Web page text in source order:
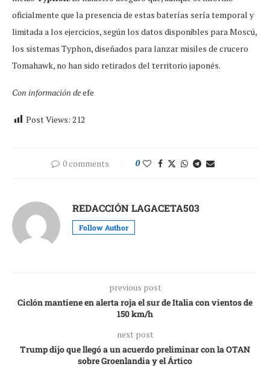
oficialmente que la presencia de estas baterías sería temporal y
limitada a los ejercicios, según los datos disponibles para Moscú,
los sistemas Typhon, diseñados para lanzar misiles de crucero
Tomahawk, no han sido retirados del territorio japonés.
Con información deefe
Post Views: 212
0 comments 0
REDACCIÓN LAGACETA503
Follow Author
previous post
Ciclón mantiene en alerta roja el sur de Italia con vientos de
150 km/h
next post
Trump dijo que llegó a un acuerdo preliminar con la OTAN
sobre Groenlandia y el Ártico